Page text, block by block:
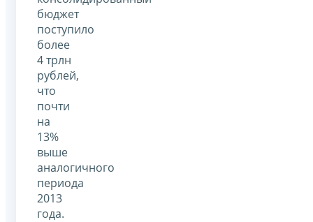
бюджет
поступило
более
4 трлн
рублей,
что
почти
на
13%
выше
аналогичного
периода
2013
года.